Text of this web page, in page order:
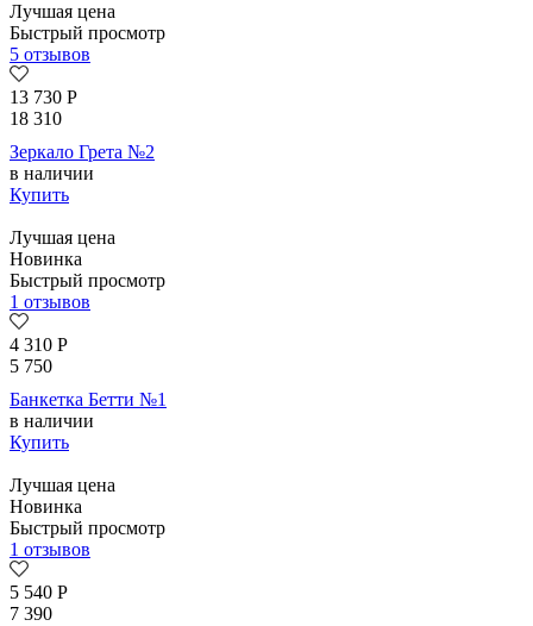
Лучшая цена
Быстрый просмотр
5 отзывов
13 730 Р
18 310
Зеркало Грета №2
в наличии
Купить
Лучшая цена
Новинка
Быстрый просмотр
1 отзывов
4 310 Р
5 750
Банкетка Бетти №1
в наличии
Купить
Лучшая цена
Новинка
Быстрый просмотр
1 отзывов
5 540 Р
7 390